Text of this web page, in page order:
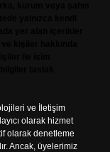
ve İletişim
olarak hizmet
olarak denetleme
Ancak, üyelerimiz